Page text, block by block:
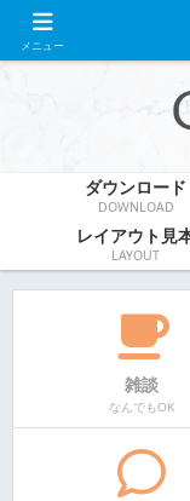
ダウンロード
DOWNLOAD
レイアウト見
LAYOUT
雑談
なんでもOK
メニュー